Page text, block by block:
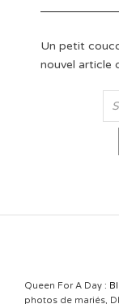
Un petit
nouvel article
Queen For A Day :
photos de mariés,